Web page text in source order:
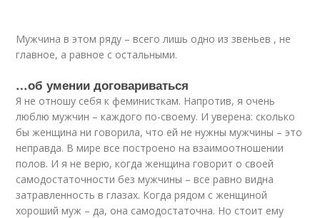
Мужчина в этом ряду – всего лишь одно из звеньев , не
главное, а равное с остальными.
…об умении договариваться
Я не отношу себя к феминисткам. Напротив, я очень
люблю мужчин – каждого по-своему. И уверена: сколько
бы женщина ни говорила, что ей не нужны мужчины – это
неправда. В мире все построено на взаимоотношении
полов. И я не верю, когда женщина говорит о своей
самодостаточности без мужчины – все равно видна
затравленность в глазах. Когда рядом с женщиной
хороший муж – да, она самодостаточна. Но стоит ему